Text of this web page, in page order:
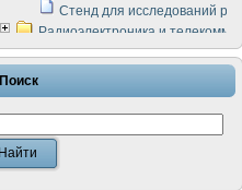
Стенд для исследований
Радиоэлектроника и
LabVIEW в расчетах
Аппаратно-программный
Виртуальный лабораторный
Измерение шумовых
Измерительный
Инструменты для
Поиск